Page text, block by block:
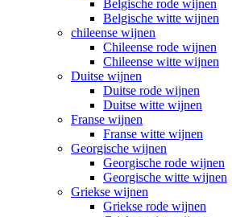
Belgische rode wijnen
Belgische witte wijnen
chileense wijnen
Chileense rode wijnen
Chileense witte wijnen
Duitse wijnen
Duitse rode wijnen
Duitse witte wijnen
Franse wijnen
Franse witte wijnen
Georgische wijnen
Georgische rode wijnen
Georgische witte wijnen
Griekse wijnen
Griekse rode wijnen